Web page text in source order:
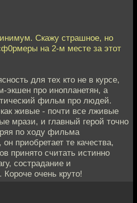
Скажу страшное, но
на 2-м месте за этот
для тех кто не в курсе,
про инопланетян, а
фильм про людей.
живые - почти все лживые
мрази, и главный герой точно
по ходу фильма
приобретает те качества,
принято считать истинно
сострадание и
очень круто!